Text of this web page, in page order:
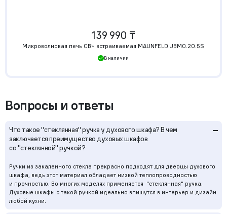
Вопросы и ответы
Что такое "стеклянная" ручка у духового шкафа? В чем
заключается преимущество духовых шкафов
со "стеклянной" ручкой?
–
Ручки из закаленного стекла прекрасно подходят для дверцы духового
шкафа, ведь этот материал обладает низкой теплопроводностью
и прочностью. Во многих моделях применяется "стеклянная" ручка.
Духовые шкафы с такой ручкой идеально впишутся в интерьер и дизайн
любой кухни.
139 990 ₸
Микроволновая печь СВЧ встраиваемая MAUNFELD JBMO.20.5S
В наличии